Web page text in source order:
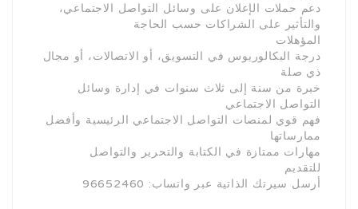
دعم حملات الإعلان على وسائل التواصل الاجتماعي،
والتأثير على الشراكات حسب الحاجة
المؤهلات
درجة البكالوريوس في التسويق، أو الاتصالات، أو مجال
ذي صلة
خبرة من سنة إلى ثلاث سنوات في إدارة وسائل
التواصل الاجتماعي
فهم قوي لمنصات التواصل الاجتماعي الرئيسية وأفضل
ممارساتها
مهارات ممتازة في الكتابة والتحرير والتواصل
للتقديم
أرسل سيرتك الذاتية عبر واتساب: 96652460